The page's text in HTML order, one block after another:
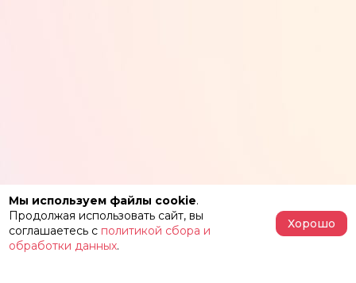
Мы используем файлы cookie.
Продолжая использовать сайт, вы
соглашаетесь с политикой сбора и
обработки данных.
Хорошо